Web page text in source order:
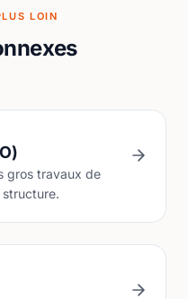
LOIN
gros travaux de